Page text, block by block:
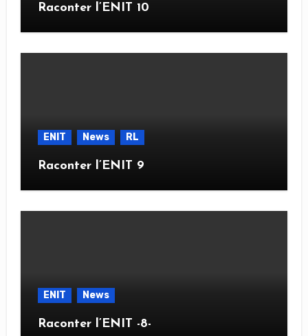
Raconter l’ENIT 10
ENIT News RL
Raconter l’ENIT 9
ENIT News
Raconter l’ENIT -8-